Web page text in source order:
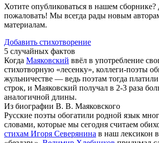
Хотите опубликоваться в нашем сборнике?
пожаловать! Мы всегда рады новым
материалам.
Добавить стихотворение
5 случайных фактов
Когда Маяковский ввёл в употребление
стихотворную «лесенку», коллеги-поэты
жульничестве — ведь поэтам тогда платили
строк, и Маяковский получал в 2-3 раза
аналогичной длины.
Из биографии В. В. Маяковского
Русские поэты обогатили родной язык
словами, которые мы сегодня считаем
стихам Игоря Северянина в наш лексикон